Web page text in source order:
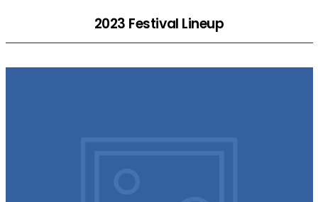
2023 Festival Lineup